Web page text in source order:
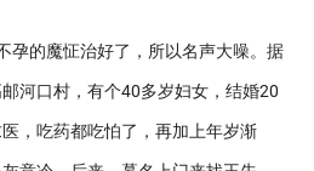
孕的魔怔治好了，所以名声大噪。据
河口村，有个40多岁妇女，结婚20
，吃药都吃怕了，再加上年岁渐